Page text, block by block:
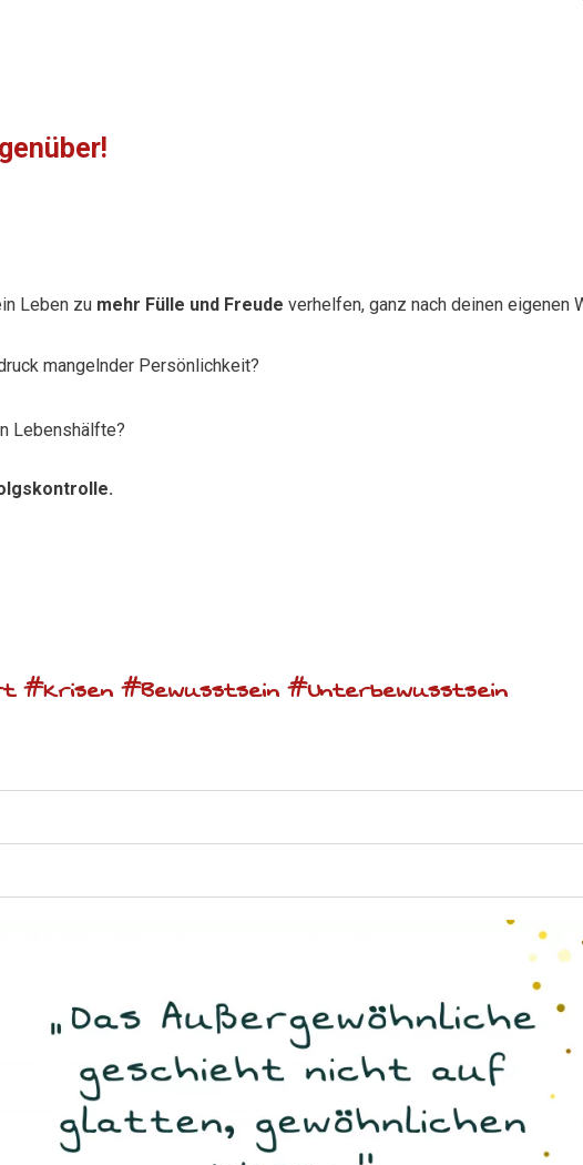
Leben zu mehr Fülle und Freude verhelfen, ganz nach deinen eigenen
mangelnder Persönlichkeit?
Lebenshälfte?
#Krisen #Bewusstsein #Unterbewusstsein